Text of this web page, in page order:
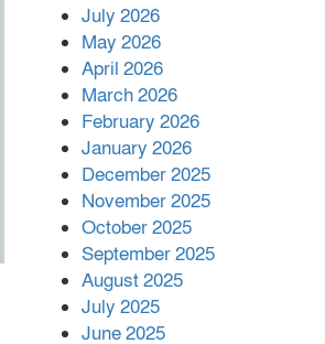
কাপ্তাই প্রেস
মাহফুজ, সম্পাদক
নির্বাচিত
মালয়েশিয়ার
দেয়ার পর ফোন
রহমানের,গ্যাস
মোকাবিলায় সহায়তার আশ্বাস
July 2026
May 2026
April 2026
March 2026
February 2026
January 2026
December 2025
November 2025
October 2025
September 2025
August 2025
July 2025
June 2025